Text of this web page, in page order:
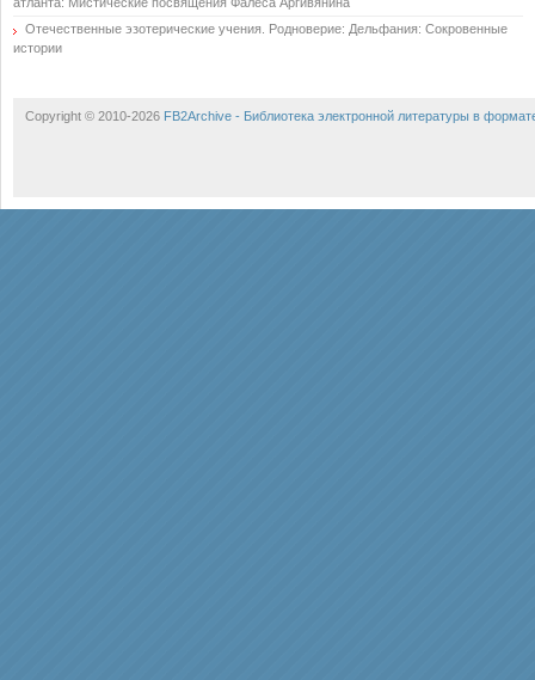
Отечественные эзотерические учения. Родноверие: Дельфания: Сокровенные
истории
Copyright © 2010-2026 FB2Archive - Библиотека электронной литературы в